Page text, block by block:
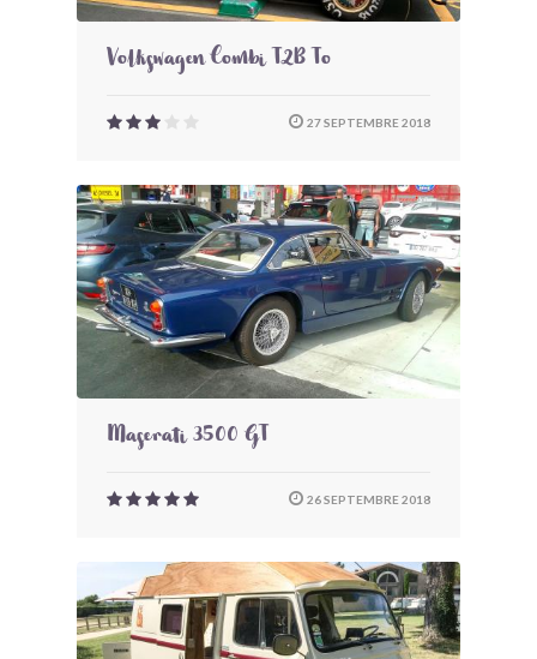
Volkswagen Combi T2B To
27 SEPTEMBRE 2018
Maserati 3500 GT
26 SEPTEMBRE 2018